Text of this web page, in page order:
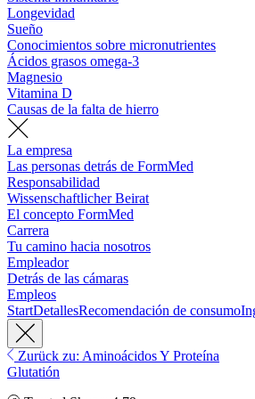
Longevidad
Sueño
Conocimientos sobre micronutrientes
Ácidos grasos omega-3
Magnesio
Vitamina D
Causas de la falta de hierro
La empresa
Las personas detrás de FormMed
Responsabilidad
Wissenschaftlicher Beirat
El concepto FormMed
Carrera
Tu camino hacia nosotros
Empleador
Detrás de las cámaras
Empleos
StartDetallesRecomendación de consumo
Zurück zu: Aminoácidos Y Proteína
Glutatión